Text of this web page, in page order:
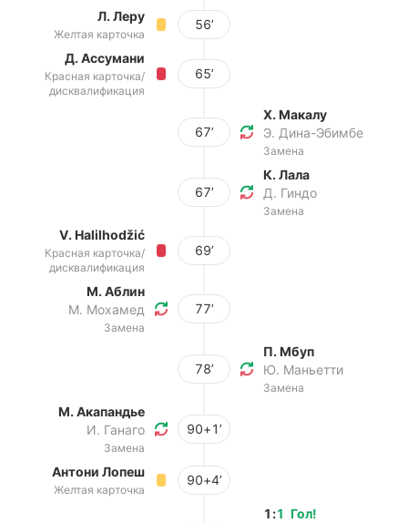
Л. Леру
Желтая карточка
56’
Д. Ассумани
Красная карточка/
дисквалификация
65’
67’
Х. Макалу
Э. Дина-Эбимбе
Замена
67’
К. Лала
Д. Гиндо
Замена
V. Halilhodžić
Красная карточка/
дисквалификация
69’
М. Аблин
М. Мохамед
Замена
77’
78’
П. Мбуп
Ю. Маньетти
Замена
М. Акапандье
И. Ганаго
Замена
90+1’
Антони Лопеш
Желтая карточка
90+4’
Гол!
1 :1